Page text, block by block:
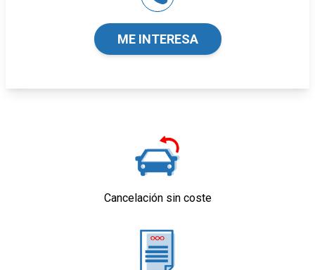
Airbag lateral de cortina delantero y trasero
Airbag frontal del conductor y acompañante
Airbags laterales delanteros
Equipamiento orientativo basado en el
modelo. Para detalle, dirigirse a
ME INTERESA
Cancelación sin coste